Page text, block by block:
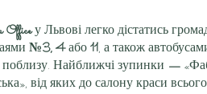
Officeу Львові легко дістатись
№3, 4або11, а також
Найближчі зупинки —
від яких до салону краси